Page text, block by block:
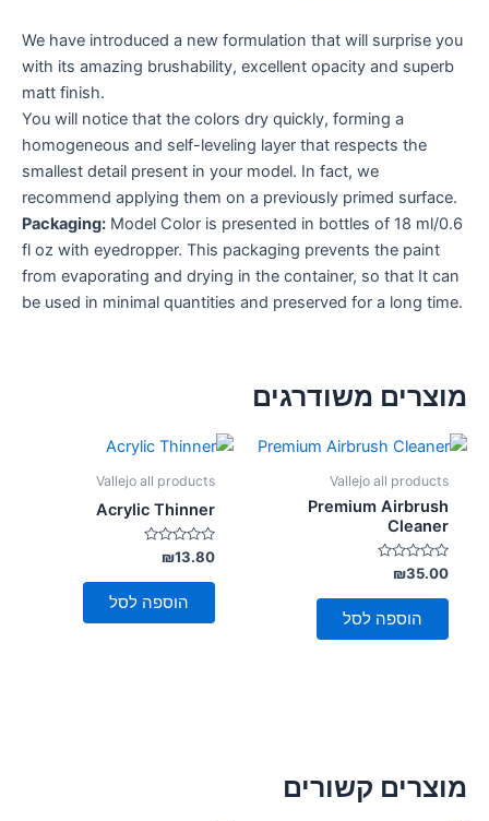
We have introduced a new formulation that will surprise you
with its amazing brushability, excellent opacity and superb
matt finish.
You will notice that the colors dry quickly, forming a
homogeneous and self-leveling layer that respects the
smallest detail present in your model. In fact, we
recommend applying them on a previously primed surface.
Packaging: Model Color is presented in bottles of 18 ml/0.6
fl oz with eyedropper. This packaging prevents the paint
from evaporating and drying in the container, so that It can
be used in minimal quantities and preserved for a long time.
מוצרים משודרגים
Vallejo all products
Premium Airbrush
Cleaner
דורג
0
מתוך
₪35.00
הוספה לסל
Vallejo all products
Acrylic Thinner
דורג
0
מתוך
₪13.80
הוספה לסל
מוצרים קשורים